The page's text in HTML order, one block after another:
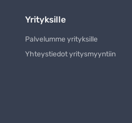
Yrityksille
Palvelumme yrityksille
Yhteystiedot yritysmyyntiin